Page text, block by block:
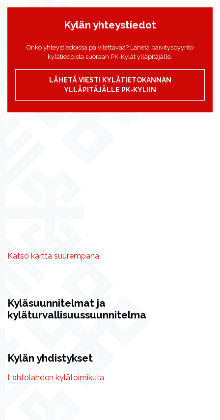
Kylän yhteystiedot
Onko yhteystiedoissa päivitettävää? Lähetä päivityspyyntö
kylätiedoista suoraan PK-Kylät ylläpitäjälle.
LÄHETÄ VIESTI KYLÄTIETOKANNAN
YLLÄPITÄJÄLLE PK-KYLIIN
Katso kartta suurempana
Kyläsuunnitelmat ja
kyläturvallisuussuunnitelma
Kylän yhdistykset
Lahtolahden kylätoimikuta